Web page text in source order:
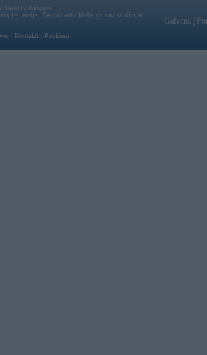
darbojas
14. maija. Tas nav auto klubs un nav saistīts ar
Kontakti Reklāma
Galvena